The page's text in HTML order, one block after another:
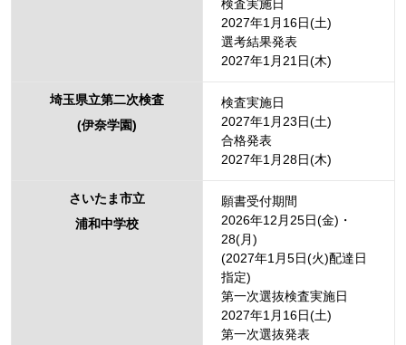
検査実施日
2027年1月16日(土)
選考結果発表
2027年1月21日(木)
埼玉県立第二次検査
(伊奈学園)
検査実施日
2027年1月23日(土)
合格発表
2027年1月28日(木)
さいたま市立
浦和中学校
願書受付期間
2026年12月25日(金)・
28(月)
(2027年1月5日(火)配達日
指定)
第一次選抜検査実施日
2027年1月16日(土)
第一次選抜発表